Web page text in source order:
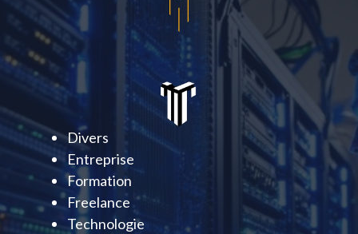
Divers
Entreprise
Formation
Freelance
Technologie